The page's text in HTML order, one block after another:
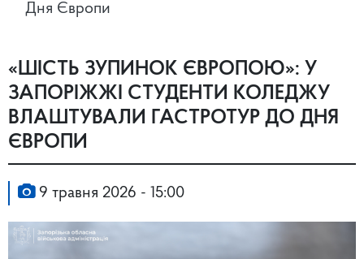
Дня Європи
«ШІСТЬ ЗУПИНОК ЄВРОПОЮ»: У
ЗАПОРІЖЖІ СТУДЕНТИ КОЛЕДЖУ
ВЛАШТУВАЛИ ГАСТРОТУР ДО ДНЯ
ЄВРОПИ
9 травня 2026 - 15:00